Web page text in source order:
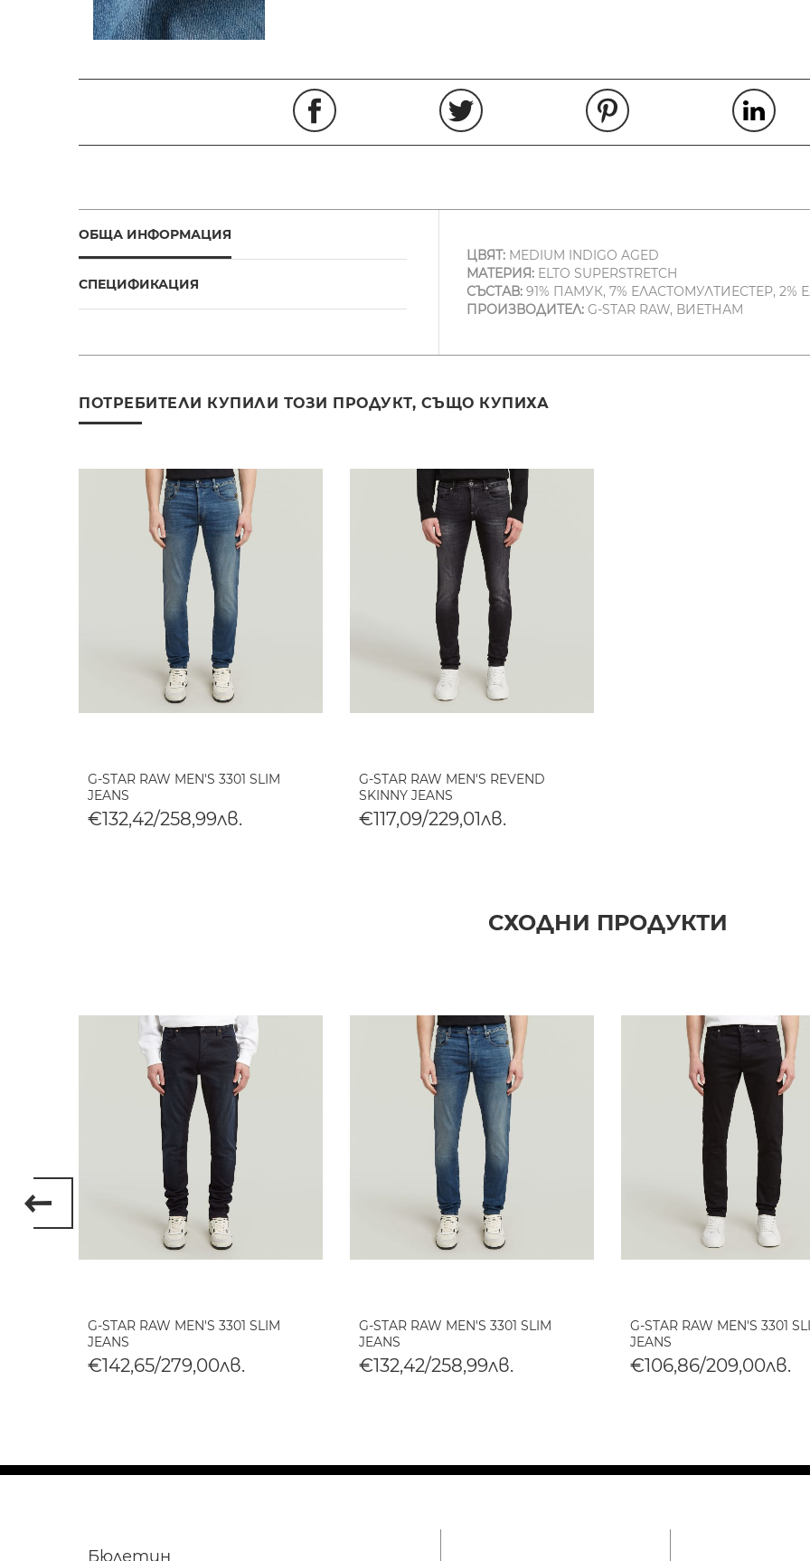
ОБЩА ИНФОРМАЦИЯ
СПЕЦИФИКАЦИЯ
ЦВЯТ:MEDIUM INDIGO AGED
МАТЕРИЯ:ELTO SUPERSTRETCH
СЪСТАВ:91% ПАМУК, 7% ЕЛАСТОМУЛТИЕСТЕР, 2%
ПРОИЗВОДИТЕЛ:G-STAR RAW, ВИЕТНАМ
ПОТРЕБИТЕЛИ КУПИЛИ ТОЗИ ПРОДУКТ, СЪЩО КУПИХА
G-STAR RAW MEN'S 3301 SLIM
JEANS
€132,42/258,99лв.
G-STAR RAW MEN'S REVEND
SKINNY JEANS
€117,09/229,01лв.
СХОДНИ ПРОДУКТИ
G-STAR RAW MEN'S 3301 SLIM
JEANS
€142,65/279,00лв.
G-STAR RAW MEN'S 3301 SLIM
JEANS
€132,42/258,99лв.
G-STAR RAW MEN'S 3301
JEANS
€106,86/209,00лв.
Бюлетин